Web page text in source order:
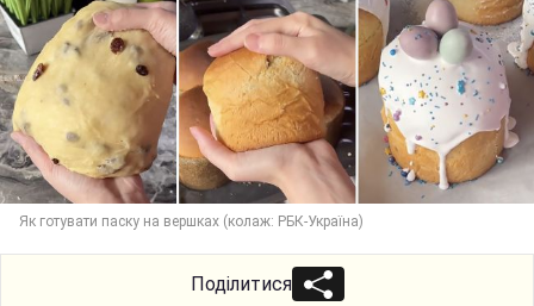
Як готувати паску на вершках (колаж: РБК-Україна)
Поділитися